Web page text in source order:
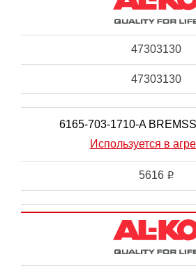
47303130
47303130
6165-703-1710-A
Используется в
5616 i